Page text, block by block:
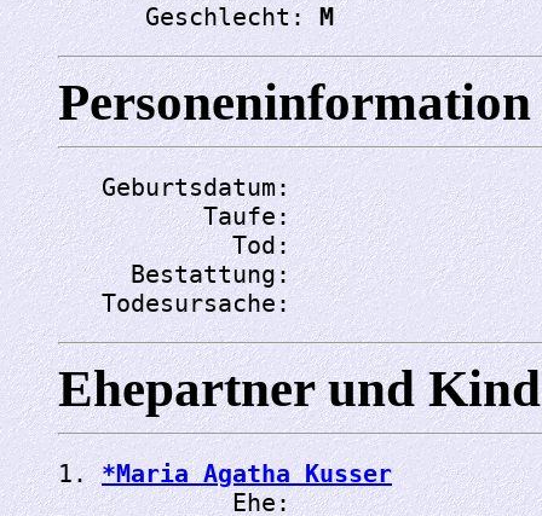
      Geschlecht:
M
Personeninformation
   Geburtsdatum:
          Taufe:
            Tod:
     Bestattung:
   Todesursache:
Ehepartner und
1. *Maria Agatha Kusser
            Ehe: